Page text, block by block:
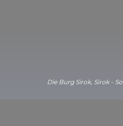
Die Burg Sirok, Sirok -